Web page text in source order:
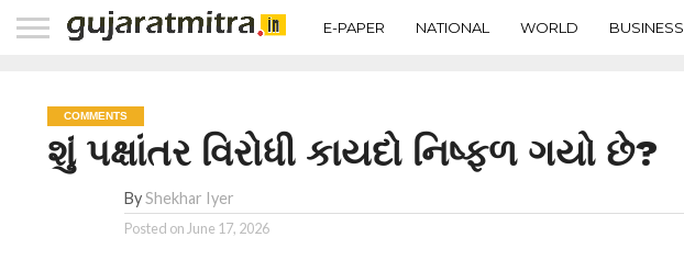
E-PAPER NATIONAL WORLD BUSINESS
COMMENTS
શું પક્ષાંતર વિરોધી કાયદો નિષ્ફળ ગયો છે?
ByShekhar Iyer
Posted on June 17, 2026